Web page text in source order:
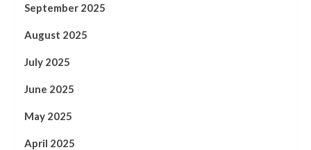
September 2025
August 2025
July 2025
June 2025
May 2025
April 2025